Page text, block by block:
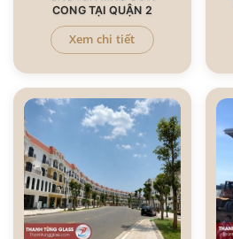
CONG TẠI QUẬN 2
Xem chi tiết